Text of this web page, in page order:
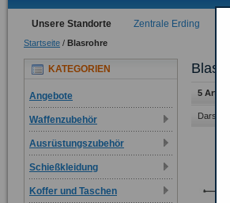
Unsere Standorte Zentrale Erding
Startseite / Blasrohre
5 Artikel
KATEGORIEN
Angebote
Waffenzubehör
Ausrüstungszubehör
Schießkleidung
Koffer und Taschen